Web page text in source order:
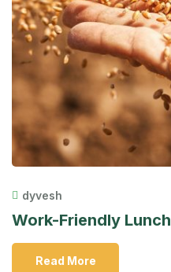
dyvesh
Work-Friendly
Read More